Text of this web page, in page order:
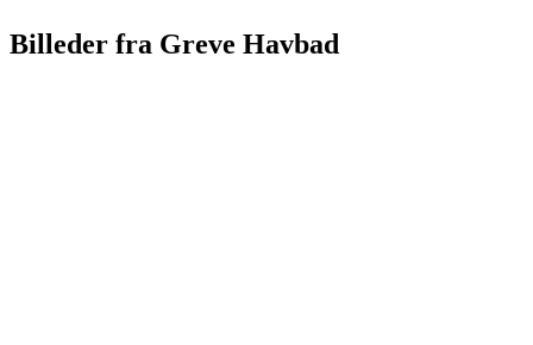
Billeder fra Greve Havbad